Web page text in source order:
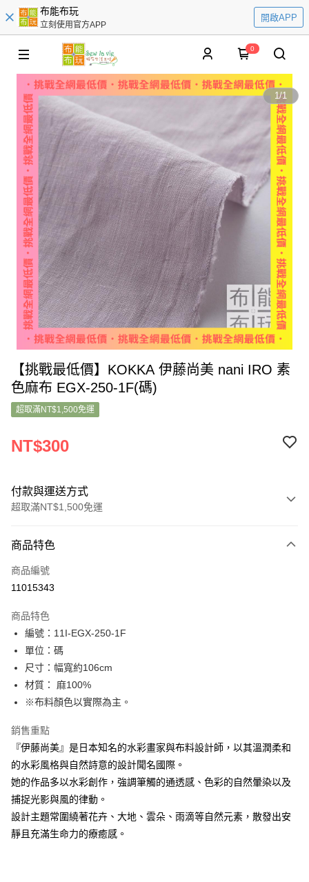
布能布玩
立刻使用官方APP
開啟APP
0
1/1
【挑戰最低價】KOKKA 伊藤尚美 nani IRO 素
色麻布 EGX-250-1F(碼)
超取滿NT$1,500免運
NT$300
付款與運送方式
超取滿NT$1,500免運
信用卡一次付款
超商取貨付款
Apple Pay
街口支付
Google Pay
大哥付你分期
相關說明
1.本服務由台灣大哥大提供，台灣大哥大用戶可立即使用無須另外申請。
2.付款方式選擇「大哥付你分期」，訂單成立後會自動跳轉到大哥付的交易
流程，驗證手機門號後，選擇欲分期的期數、繳款截止日，確認付款後即完
成交易。
3.實際核准額度、可分期數及費用金額請依後續交易確認頁面所載為準。
4.訂單成立30分鐘內，如未前往確認交易或遇審核未通過，訂單將自動取
法說明評估內容。
AFTEE先享後付
相關說明
【關於「AFTEE先享後付」】
AFTEE先享後付是「在收到商品之後才付款」的支付方式。 讓您購物簡單
便利好安心！
１．簡單：不需註冊會員、不需綁卡、不需儲值。
２．便利：只要手機號碼，簡訊認證，即可結帳。
商品特色
商品編號
11015343
商品特色
編號：11I-EGX-250-1F
單位：碼
尺寸：幅寬約106cm
材質： 麻100%
※布料顏色以實際為主。
銷售重點
『伊藤尚美』是日本知名的水彩畫家與布料設計師，以其溫潤柔和
的水彩風格與自然詩意的設計聞名國際。
她的作品多以水彩創作，強調筆觸的通透感、色彩的自然暈染以及
捕捉光影與風的律動。
設計主題常圍繞著花卉、大地、雲朵、雨滴等自然元素，散發出安
靜且充滿生命力的療癒感。